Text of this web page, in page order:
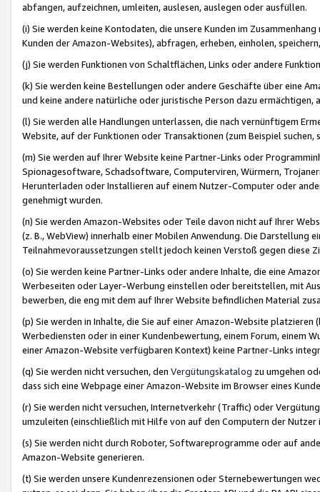
abfangen, aufzeichnen, umleiten, auslesen, auslegen oder ausfüllen.
(i) Sie werden keine Kontodaten, die unsere Kunden im
Kunden der Amazon-Websites), abfragen, erheben, einholen,
(j) Sie werden Funktionen von Schaltflächen, Links oder andere
(k) Sie werden keine Bestellungen oder andere Geschäfte über eine
und keine andere natürliche oder juristische Person dazu
(l) Sie werden alle Handlungen unterlassen, die nach vernünftigem
Website, auf der Funktionen oder Transaktionen (zum Beispiel
(m) Sie werden auf Ihrer Website keine Partner-Links oder
Spionagesoftware, Schadsoftware, Computerviren, Würmern,
Herunterladen oder Installieren auf einem Nutzer-Computer oder
genehmigt wurden.
(n) Sie werden Amazon-Websites oder Teile davon nicht auf Ihrer
(z. B., WebView) innerhalb einer Mobilen Anwendung. Die Darstellung
Teilnahmevoraussetzungen stellt jedoch keinen Verstoß gegen diese
(o) Sie werden keine Partner-Links oder andere Inhalte, die eine
Werbeseiten oder Layer-Werbung einstellen oder bereitstellen, mit
bewerben, die eng mit dem auf Ihrer Website befindlichen Material
(p) Sie werden in Inhalte, die Sie auf einer Amazon-Website
Werbediensten oder in einer Kundenbewertung, einem Forum, einem
einer Amazon-Website verfügbaren Kontext) keine Partner-Links
(q) Sie werden nicht versuchen, den Vergütungskatalog zu umgehen
dass sich eine Webpage einer Amazon-Website im Browser eines
(r) Sie werden nicht versuchen, Internetverkehr (Traffic) oder
umzuleiten (einschließlich mit Hilfe von auf den Computern der
(s) Sie werden nicht durch Roboter, Softwareprogramme oder auf
Amazon-Website generieren.
(t) Sie werden unsere Kundenrezensionen oder Sternebewertungen